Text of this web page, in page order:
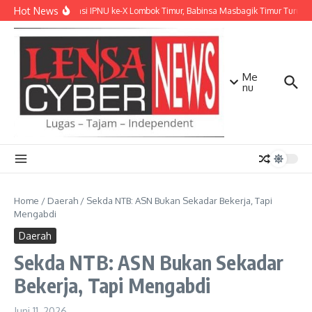
Lewati ke konten
Hot NewsKonferensi IPNU ke-X Lombok Timur, Babinsa Masbagik Timur Turut
Me
nu
Home / Daerah / Sekda NTB: ASN Bukan Sekadar Bekerja, Tapi
Mengabdi
Daerah
Sekda NTB: ASN Bukan Sekadar
Bekerja, Tapi Mengabdi